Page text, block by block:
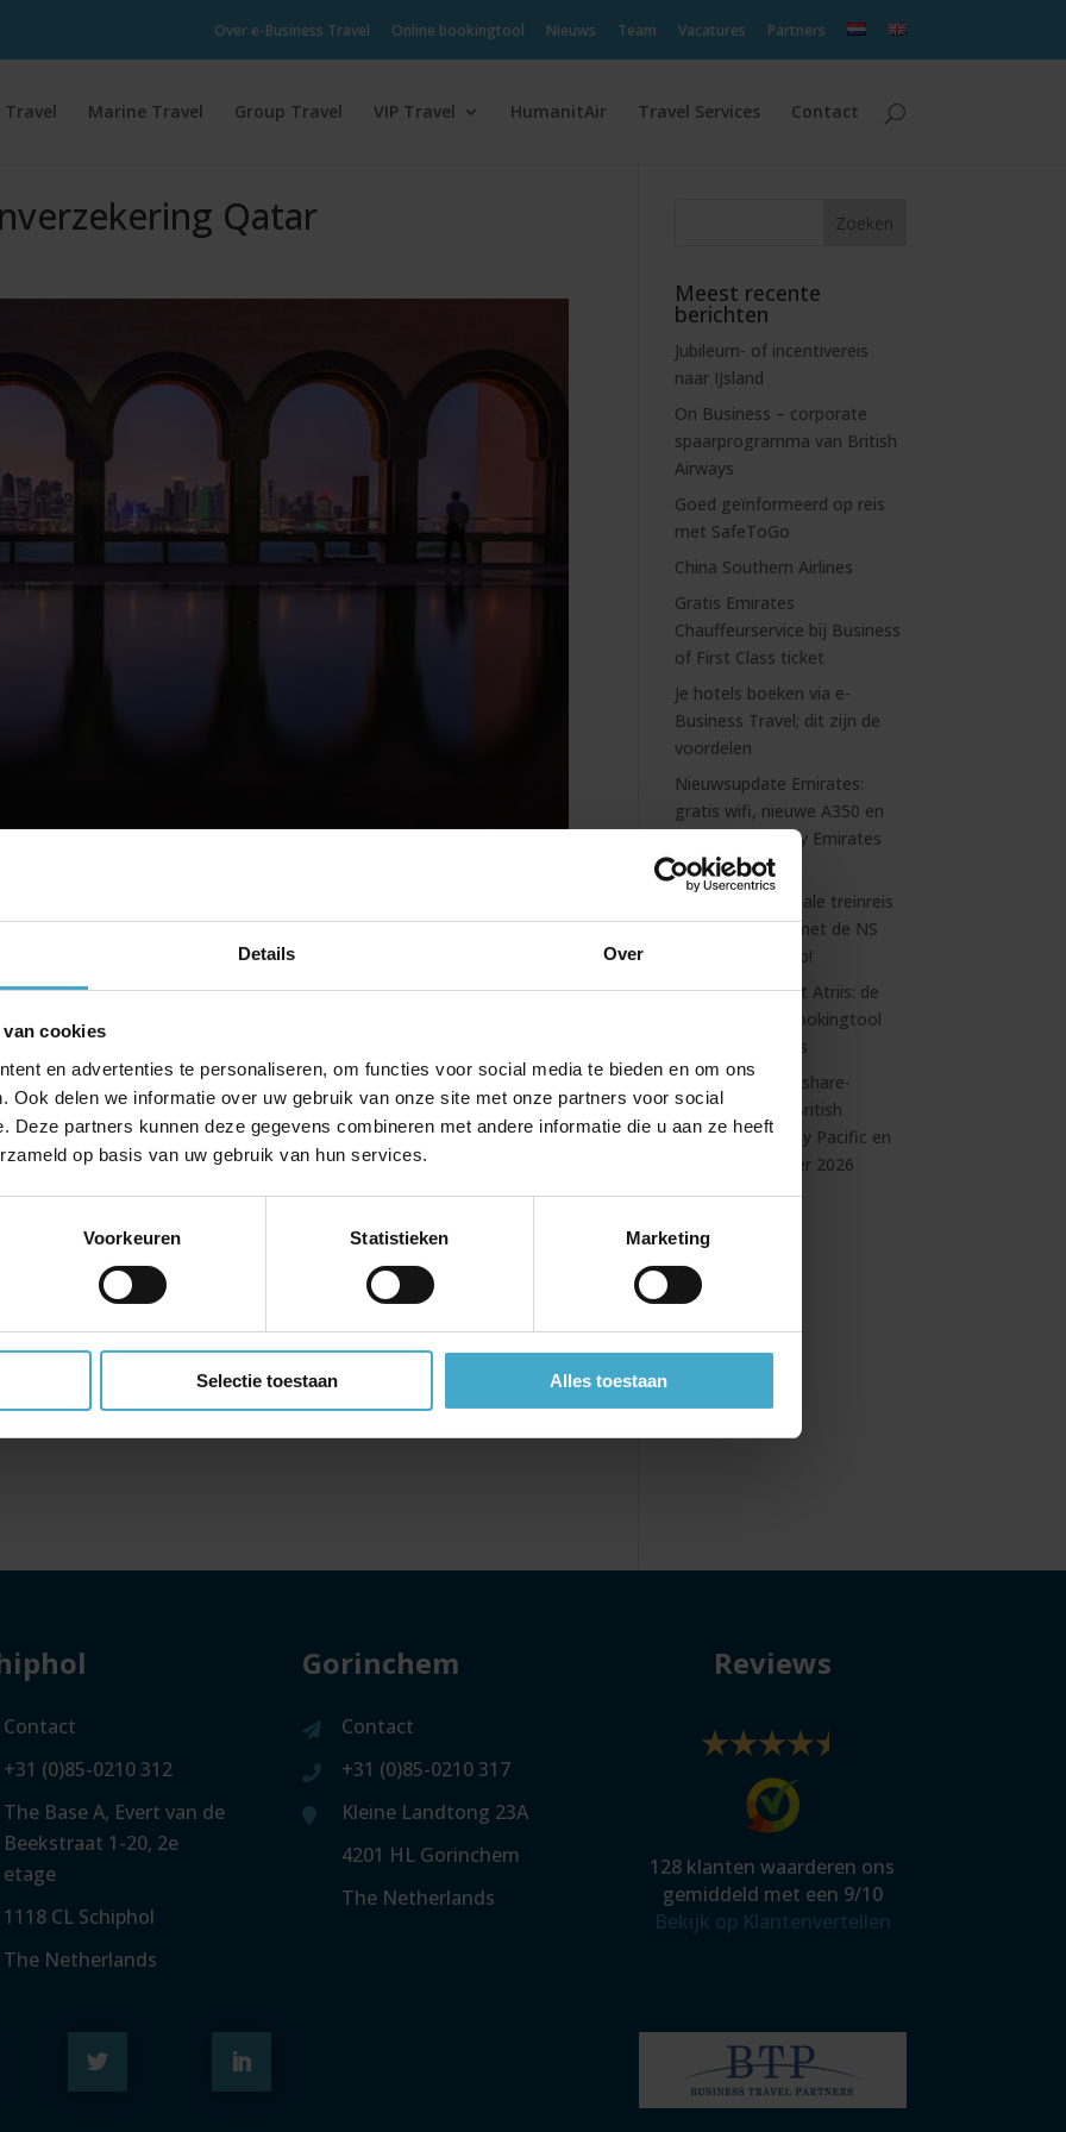
Details Over
cookies
en advertenties te personaliseren, om functies voor social media te bieden en om ons
Ook delen we informatie over uw gebruik van onze site met onze partners voor social
Deze partners kunnen deze gegevens combineren met andere informatie die u aan ze heeft
op basis van uw gebruik van hun services.
Voorkeuren Statistieken Marketing
Selectie toestaan Alles toestaan
Over e-Business Travel Online bookingtool Nieuws Team Vacatures Partners
Travel Marine Travel Group Travel VIP Travel HumanitAir Travel Services Contact
Qatar
van de reis) ook een visum nodig.
nodig, een identiteitskaart is niet toegestaan. Uw paspoort
u het land binnenkomt. U kunt een visum krijgen voor een verblijf
af te sluiten. De kosten hiervan bedragen QAR 50.
of een ander land afgesloten, dan wordt deze niet erkend. Meer
wat er gedekt wordt door de polis, wat de voorwaarden zijn etc.
Meest recente
berichten
Jubileum- of incentivereis
naar IJsland
On Business – corporate
spaarprogramma van British
Airways
Goed geïnformeerd op reis
met SafeToGo
China Southern Airlines
Gratis Emirates
Chauffeurservice bij Business
of First Class ticket
Je hotels boeken via e-
Business Travel; dit zijn de
voordelen
Nieuwsupdate Emirates:
gratis wifi, nieuwe A350 en
voordeel met My Emirates
Pass
Jouw internationale treinreis
onder controle met de NS
International App!
Maak kennis met Atriis: de
slimme online bookingtool
voor je zakenreis
Uitbreiding codeshare-
overeenkomst British
Airways & Cathay Pacific en
vooruitblik zomer 2026
Contact
+31 (0)85-0210 312
The Base A, Evert van de
Beekstraat 1-20, 2e
etage
1118 CL Schiphol
The Netherlands
Gorinchem
Contact
+31 (0)85-0210 317
Kleine Landtong 23A
4201 HL Gorinchem
The Netherlands
Reviews
128 klanten waarderen ons
gemiddeld met een 9/10
Bekijk op Klantenvertellen